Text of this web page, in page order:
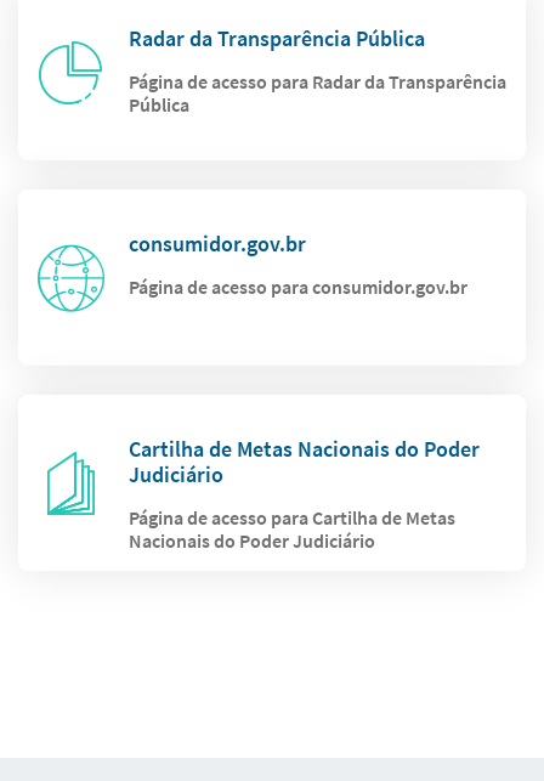
Radar da Transparência Pública
Página de acesso para Radar da Transparência
Pública
consumidor.gov.br
Página de acesso para consumidor.gov.br
Cartilha de Metas Nacionais do Poder
Judiciário
Página de acesso para Cartilha de Metas
Nacionais do Poder Judiciário